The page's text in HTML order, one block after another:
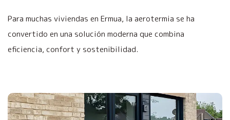
Para muchas viviendas en Ermua, la aerotermia se ha
convertido en una solución moderna que combina
eficiencia, confort y sostenibilidad.